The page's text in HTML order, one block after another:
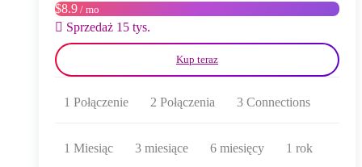
$8.9 / mo
Sprzedaż 15 tys.
Kup teraz
1 Połączenie 2 Połączenia 3 Connections
1 Miesiąc 3 miesiące 6 miesięcy 1 rok